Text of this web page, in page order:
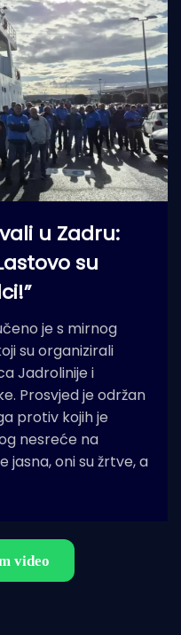
u Zadru:
su
je s mirnog
su organizirali
Jadrolinije i
Prosvjed je održan
protiv kojih je
nesreće na
jasna, oni su žrtve, a